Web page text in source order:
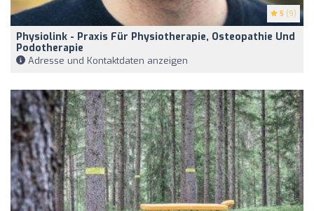
5 (9)
Physiolink - Praxis Für Physiotherapie, Osteopathie Und
Podotherapie
Adresse und Kontaktdaten anzeigen